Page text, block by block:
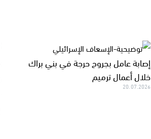
إصابة عامل بجروح حرجة في بني براك
خلال أعمال ترميم
20.07.2026